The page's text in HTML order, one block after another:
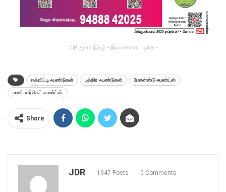
அங்குசம் இதழ் - இலவசமாக படிக்க -
ஈக்விட்டி ஃபண்டுகள் பத்திர ஃபண்டுகள் பேலன்ஸ்டு ஃபண்ட்ஸ்
மணி மார்கெட் ஃபண்ட்ஸ்
Share
JDR 1947 Posts 0 Comments